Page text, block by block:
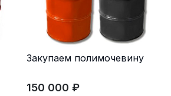
Закупаем полимочевину
150 000 ₽